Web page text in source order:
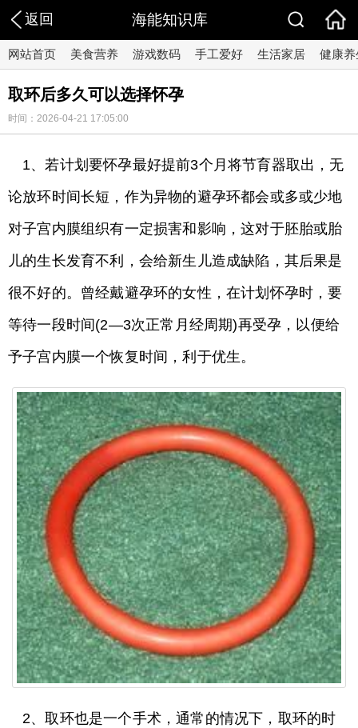
返回 海能知识库
网站首页 美食营养 游戏数码 手工爱好 生活家居 健康养
取环后多久可以选择怀孕
时间：2026-04-21 17:05:00
1、若计划要怀孕最好提前3个月将节育器取出，无
论放环时间长短，作为异物的避孕环都会或多或少地
对子宫内膜组织有一定损害和影响，这对于胚胎或胎
儿的生长发育不利，会给新生儿造成缺陷，其后果是
很不好的。曾经戴避孕环的女性，在计划怀孕时，要
等待一段时间(2—3次正常月经周期)再受孕，以便给
予子宫内膜一个恢复时间，利于优生。
2、取环也是一个手术，通常的情况下，取环的时